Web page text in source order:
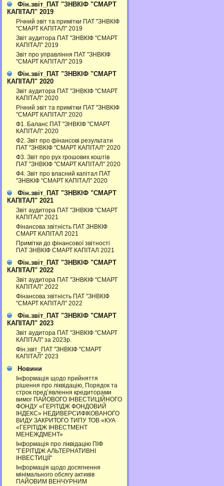
Фін.звіт_ПАТ "ЗНВКІФ "СМАРТ
КАПІТАЛ" 2019
Річний звіт та примітки ПАТ "ЗНВКІФ
"СМАРТ КАПІТАЛ" 2019
Звіт аудитора ПАТ "ЗНВКІФ "СМАРТ
КАПІТАЛ" 2019
Звіт про управління ПАТ "ЗНВКІФ
"СМАРТ КАПІТАЛ" 2019
Фін.звіт_ПАТ "ЗНВКІФ "СМАРТ
КАПІТАЛ" 2020
Звіт аудитора ПАТ "ЗНВКІФ "СМАРТ
КАПІТАЛ" 2020
Річний звіт та примітки ПАТ "ЗНВКІФ
"СМАРТ КАПІТАЛ" 2020
Ф1. Баланс ПАТ "ЗНВКІФ "СМАРТ
КАПІТАЛ" 2020
Ф2. Звіт про фінансові результати
ПАТ "ЗНВКІФ "СМАРТ КАПІТАЛ" 2020
Ф3. Звiт про рух грошових коштiв
ПАТ "ЗНВКІФ "СМАРТ КАПІТАЛ" 2020
Ф4. Звіт про власний капітал ПАТ
"ЗНВКІФ "СМАРТ КАПІТАЛ" 2020
Фін.звіт_ПАТ "ЗНВКІФ "СМАРТ
КАПІТАЛ" 2021
Звіт аудитора ПАТ "ЗНВКІФ "СМАРТ
КАПІТАЛ" 2021
Фінансова звітність ПАТ ЗНВКІФ
СМАРТ КАПІТАЛ 2021
Примітки до фінансової звітності
ПАТ ЗНВКІФ СМАРТ КАПІТАЛ 2021
Фін.звіт_ПАТ "ЗНВКІФ "СМАРТ
КАПІТАЛ" 2022
Звіт аудитора ПАТ "ЗНВКІФ "СМАРТ
КАПІТАЛ" 2022
Фінансова звітність ПАТ "ЗНВКІФ
"СМАРТ КАПІТАЛ" 2022
Фін.звіт_ПАТ "ЗНВКІФ "СМАРТ
КАПІТАЛ" 2023
Звіт аудитора ПАТ "ЗНВКІФ "СМАРТ
КАПІТАЛ" за 2023р.
Фін.звіт_ПАТ "ЗНВКІФ "СМАРТ
КАПІТАЛ" 2023
Новини
Інформація щодо прийняття
рішення про ліквідацію, Порядок та
строк пред’явлення кредиторами
вимог ПАЙОВОГО ІНВЕСТИЦІЙНОГО
ФОНДУ «ГЕРІТІДЖ ФОНДОВИЙ
ІНДЕКС» НЕДИВЕРСИФІКОВАНОГО
ВИДУ ЗАКРИТОГО ТИПУ ТОВ «КУА
«ГЕРІТІДЖ ІНВЕСТМЕНТ
МЕНЕЖДМЕНТ»
Інформація про ліквідацію ПІФ
"ГЕРІТІДЖ АЛЬТЕРНАТИВНІ
ІНВЕСТИЦІЇ"
Інформація щодо досягнення
мінімального обсягу активів
ПАЙОВИМ ВЕНЧУРНИМ